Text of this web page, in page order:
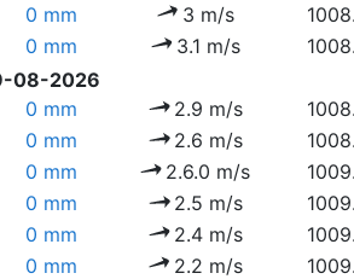
0 mm 3 m/s
0 mm 3.1 m/s
08-2026
0 mm 2.9 m/s
0 mm 2.6 m/s
0 mm 2.6.0 m/s
0 mm 2.5 m/s
0 mm 2.4 m/s
0 mm 2.2 m/s